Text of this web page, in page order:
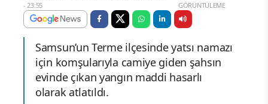
- 23:55
GÖRÜNTÜLEME
Samsun’un Terme ilçesinde yatsı namazı
için komşularıyla camiye giden şahsın
evinde çıkan yangın maddi hasarlı
olarak atlatıldı.